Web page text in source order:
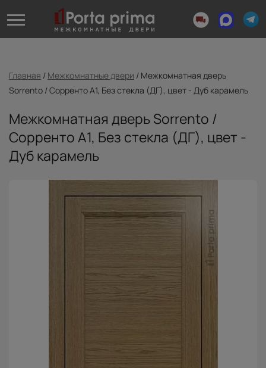
Главная / Межкомнатные двери / Межкомнатная дверь
Sorrento / Сорренто А1, Без стекла (ДГ), цвет - Дуб карамель
Межкомнатная дверь Sorrento /
Сорренто А1, Без стекла (ДГ), цвет -
Дуб карамель